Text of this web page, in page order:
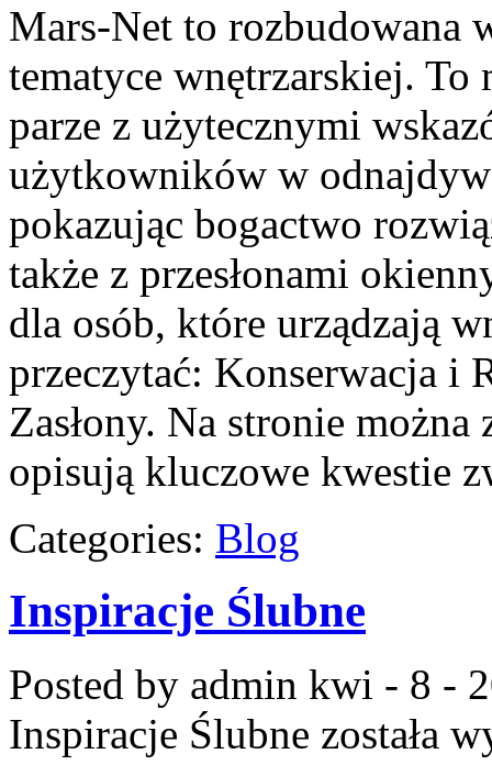
Mars-Net to rozbudowana
tematyce wnętrzarskiej.
parze z użytecznymi
użytkowników w
pokazując bogactwo
także z przesłonami
dla osób, które urządzają
przeczytać: Konserwacja i
Zasłony. Na stronie
opisują kluczowe kwestie
Categories: Blog
Inspiracje Ślubne
Posted by admin kwi - 8 -
Inspiracje Ślubne została